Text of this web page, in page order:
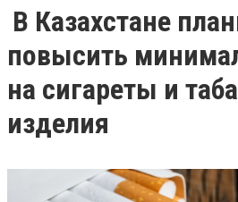
В Казахстане
повысить
на сигареты и
изделия